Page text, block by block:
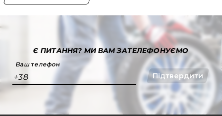
Є ПИТАННЯ?МИ ВАМ ЗАТЕЛЕФОНУЄМО
Ваш телефон
+38 Підтвердити